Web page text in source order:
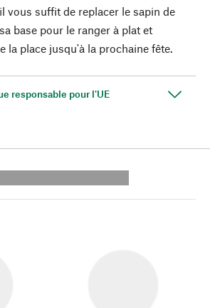
vous suffit de replacer le sapin de
base pour le ranger à plat et
la place jusqu'à la prochaine fête.
responsable pour l'UE